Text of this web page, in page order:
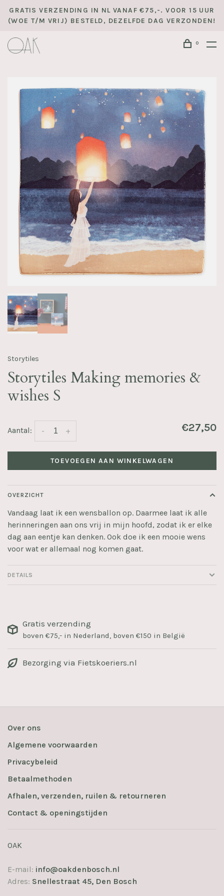
GRATIS VERZENDING IN NL VANAF €75,-. VOOR 15 UUR
(WOE T/M VRIJ) BESTELD, DEZELFDE DAG VERZONDEN!
0
Storytiles
Storytiles Making memories &
wishes S
Aantal: +
- €27,50
TOEVOEGEN AAN WINKELWAGEN
OVERZICHT
Vandaag laat ik een wensballon op. Daarmee laat ik alle
herinneringen aan ons vrij in mijn hoofd, zodat ik er elke
dag aan eentje kan denken. Ook doe ik een mooie wens
voor wat er allemaal nog komen gaat.
DETAILS
Gratis verzending
boven €75,- in Nederland, boven €150 in België
Bezorging via Fietskoeriers.nl
Over ons
Algemene voorwaarden
Privacybeleid
Betaalmethoden
Afhalen, verzenden, ruilen & retourneren
Contact & openingstijden
OAK
E-mail: info@oakdenbosch.nl
Adres: Snellestraat 45, Den Bosch